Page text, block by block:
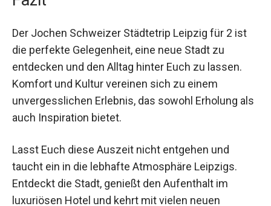
Nahverkehrstickets seid Ihr flexibel und könnt
Fazit
die perfekte Gelegenheit, eine neue Stadt zu
entdecken und den Alltag hinter Euch zu lassen.
Komfort und Kultur vereinen sich zu einem
unvergesslichen Erlebnis, das sowohl Erholung
als auch Inspiration bietet.